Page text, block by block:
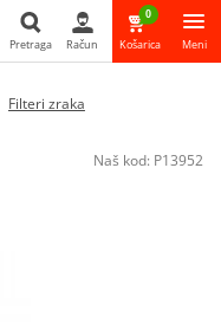
Pretraga Račun
0
Košarica Meni
Filteri zraka
Naš kod: P13952